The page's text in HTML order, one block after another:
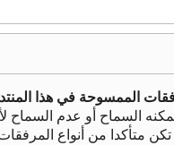
الممسوحة في هذا
السماح أو عدم السماح
تكن متأكدا من أنواع